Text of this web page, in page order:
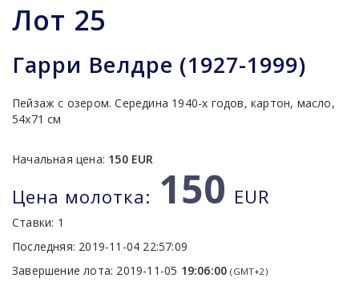
Лот 25
Гарри Велдре (1927-1999)
Пейзаж с озером. Середина 1940-х годов, картон, масло,
54x71 cм
Начальная цена: 150EUR
Цена молотка: 150 EUR
Ставки: 1
Последняя: 2019-11-04 22:57:09
Завершение лота: 2019-11-05 19:06:00 (GMT+2)